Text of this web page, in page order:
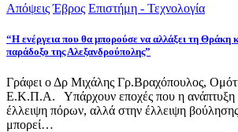
Απόψεις Έβρος Επιστήμη - Τεχνολογία
“Η ενέργεια που θα μπορούσε να αλλάξει τη Θράκη
παράδοξο της Αλεξανδρούπολης”
Γράφει ο Δρ Μιχάλης Γρ.Βραχόπουλος,
Ε.Κ.Π.Α. Υπάρχουν εποχές που η ανάπτυξη
έλλειψη πόρων, αλλά στην έλλειψη
μπορεί…